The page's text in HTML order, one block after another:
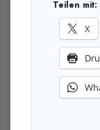
Teilen mit:
X